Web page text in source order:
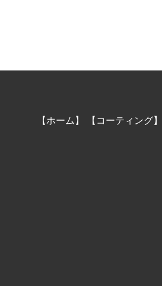
【ホーム】 【コーティング】